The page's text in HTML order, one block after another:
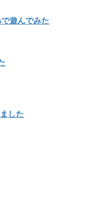
遊んでみた
した